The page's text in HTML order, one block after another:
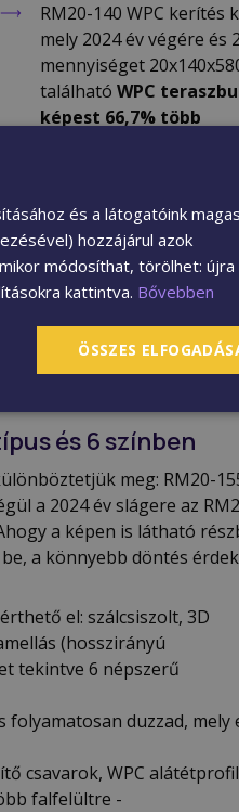
RM20-140 WPC kerítés
mely 2024 év végére és
mennyiséget
található WPC
képest 66,7% több
Elérhető színek:
világosbarna,
Kapható minden színű
WPC oszlop és U-profil
További kiegészítők:
színazonos csavarok
AJÁNLATKÉRÉS
és 6 színben
meg: RM20-
a 2024 év slágere az
a képen is látható
a könnyebb döntés
el: szálcsiszolt, 3D
(hosszirányú
tekintve 6 népszerű
duzzad, mely
csavarok, WPC
falfelültre -
és a látogatóink
hozzájárul azok
módosíthat, törölhet: újra
kattintva. Bővebben
ÖSSZES